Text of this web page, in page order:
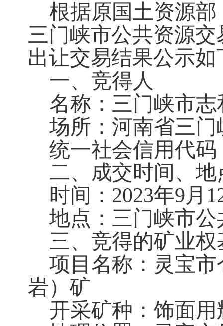
根据原国土资源
三门峡市公共资源
出让交易结果公示如
一、竞得人
名称：三门峡市
场所：河南省三
统一社会信用代码
二、成交时间、地
时间：2023年9月
地点：三门峡市
三、竞得的矿业
项目名称：灵宝
岩）矿
开采矿种：饰面